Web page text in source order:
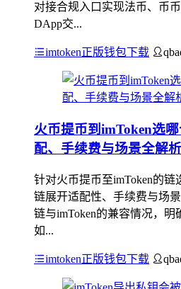
对接合规入口实现法币、币
DApp交...
imtoken正版钱包下载
火币提币到imToken选
配、手续费与场景全解析
针对火币提币至imToken的
链展开适配性、手续费与场
链与imToken的兼容情况，明
如...
imtoken正版钱包下载